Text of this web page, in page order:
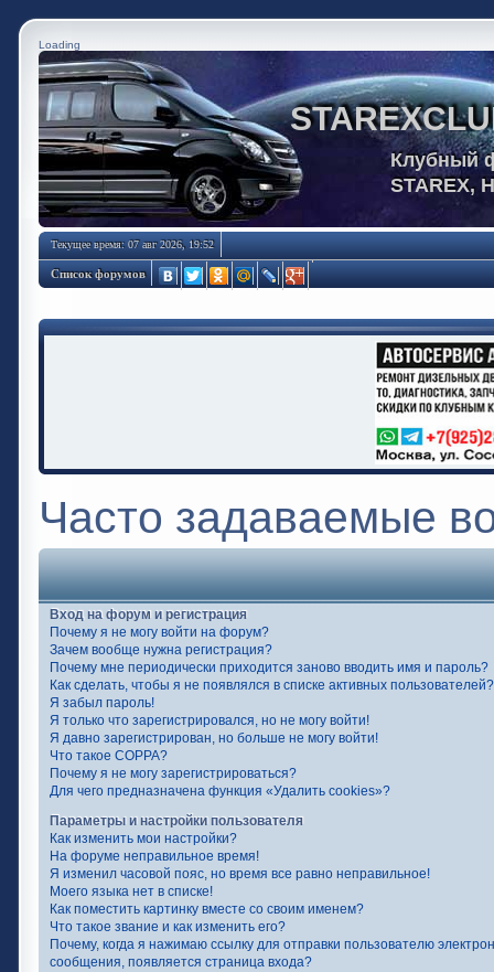
Loading
Клубный
STAREX,
Текущее время: 07 авг 2026, 19:52
Список форумов
Часто задаваемые
Вход на форум и регистрация
Почему я не могу войти на форум?
Зачем вообще нужна регистрация?
Почему мне периодически приходится заново вводить имя и пароль?
Как сделать, чтобы я не появлялся в списке активных пользователей?
Я забыл пароль!
Я только что зарегистрировался, но не могу войти!
Я давно зарегистрирован, но больше не могу войти!
Что такое COPPA?
Почему я не могу зарегистрироваться?
Для чего предназначена функция «Удалить cookies»?
Параметры и настройки пользователя
Как изменить мои настройки?
На форуме неправильное время!
Я изменил часовой пояс, но время все равно неправильное!
Моего языка нет в списке!
Как поместить картинку вместе со своим именем?
Что такое звание и как изменить его?
Почему, когда я нажимаю ссылку для отправки пользователю
сообщения, появляется страница входа?